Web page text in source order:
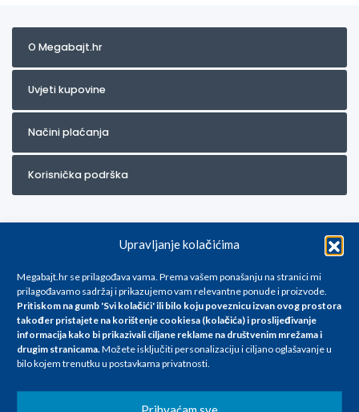
Upravljanje kolačićima
Megabajt.hr se prilagođava vama. Prema vašem ponašanju na stranici mi
prilagođavamo sadržaj i prikazujemo vam relevantne ponude i proizvode.
Pritiskom na gumb 'Svi kolačići' ili bilo koju poveznicu izvan ovog prostora
također pristajete na korištenje cookiesa (kolačića) i proslijeđivanje
informacija kako bi prikazivali ciljane reklame na društvenim mrežama i
drugim stranicama.Možete isključiti personalizaciju i ciljano oglašavanje u
bilo kojem trenutku u postavkama privatnosti.
O Megabajt.hr
Uvjeti kupovine
Načini plaćanja
Korisnička podrška
Za artikle kojih trenutno nema u ponudi obratite nam se na
info@megabajt.hr. Sve cijene su informativnog karaktera i podložne su
promjenama, a
iskazane su za avansno plaćanje(gotovina) u Eurima i uključuju PDV. Sve
se razlikovati od cijena u našim poslovnicama. Trudimo se dati što bolji
i točniji opis i sliku. Unatoč tome, ne možemo garantirati da su svi